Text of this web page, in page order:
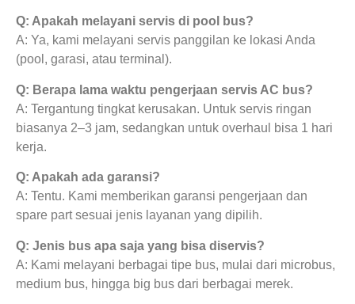
Q: Apakah melayani servis di pool bus?
A: Ya, kami melayani servis panggilan ke lokasi Anda
(pool, garasi, atau terminal).
Q: Berapa lama waktu pengerjaan servis AC bus?
A: Tergantung tingkat kerusakan. Untuk servis ringan
biasanya 2–3 jam, sedangkan untuk overhaul bisa 1 hari
kerja.
Q: Apakah ada garansi?
A: Tentu. Kami memberikan garansi pengerjaan dan
spare part sesuai jenis layanan yang dipilih.
Q: Jenis bus apa saja yang bisa diservis?
A: Kami melayani berbagai tipe bus, mulai dari microbus,
medium bus, hingga big bus dari berbagai merek.